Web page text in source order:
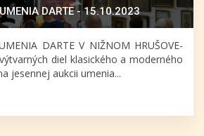
DARTE - 15.10.2023
DARTE V NIŽNOM HRUŠOVE-
diel klasického a moderného
jesennej aukcii umenia...